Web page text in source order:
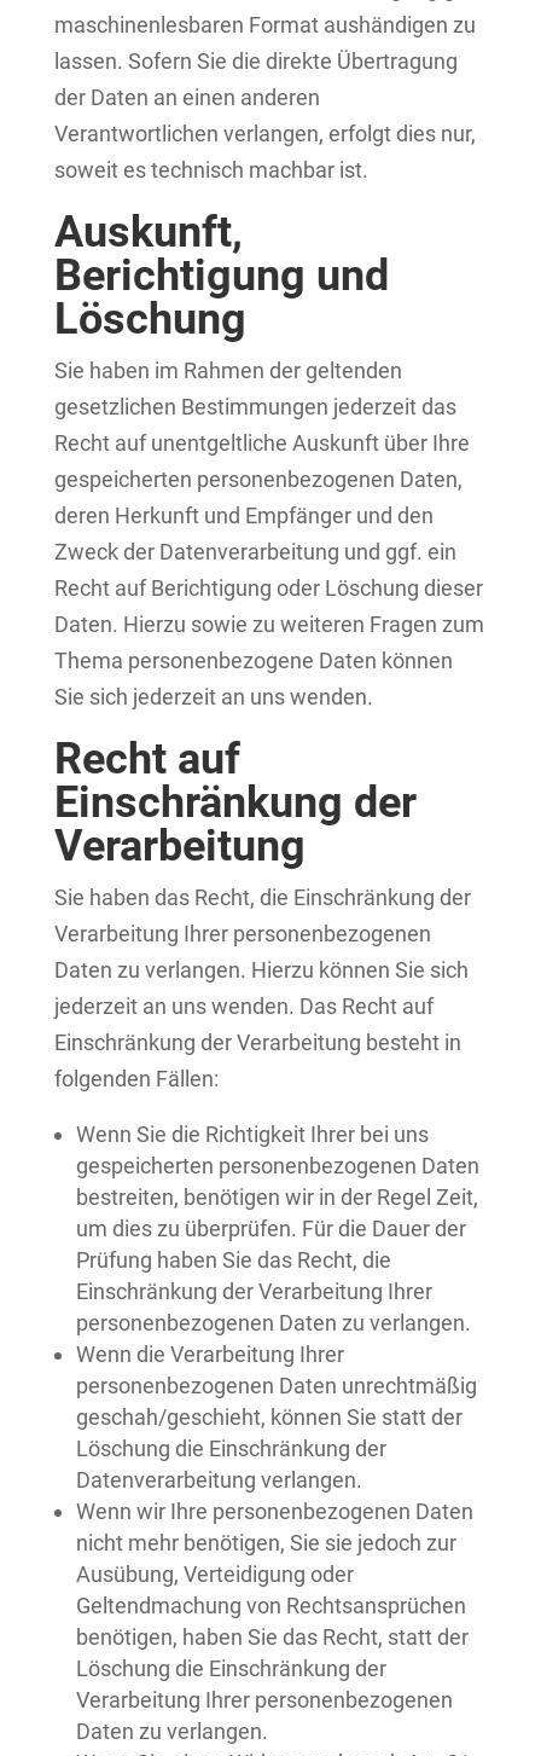
maschinenlesbaren Format aushändigen zu
lassen. Sofern Sie die direkte Übertragung
der Daten an einen anderen
Verantwortlichen verlangen, erfolgt dies nur,
soweit es technisch machbar ist.
Auskunft,
Berichtigung und
Löschung
Sie haben im Rahmen der geltenden
gesetzlichen Bestimmungen jederzeit das
Recht auf unentgeltliche Auskunft über Ihre
gespeicherten personenbezogenen Daten,
deren Herkunft und Empfänger und den
Zweck der Datenverarbeitung und ggf. ein
Recht auf Berichtigung oder Löschung dieser
Daten. Hierzu sowie zu weiteren Fragen zum
Thema personenbezogene Daten können
Sie sich jederzeit an uns wenden.
Recht auf
Einschränkung der
Verarbeitung
Sie haben das Recht, die Einschränkung der
Verarbeitung Ihrer personenbezogenen
Daten zu verlangen. Hierzu können Sie sich
jederzeit an uns wenden. Das Recht auf
Einschränkung der Verarbeitung besteht in
folgenden Fällen:
Wenn Sie die Richtigkeit Ihrer bei uns
gespeicherten personenbezogenen Daten
bestreiten, benötigen wir in der Regel Zeit,
um dies zu überprüfen. Für die Dauer der
Prüfung haben Sie das Recht, die
Einschränkung der Verarbeitung Ihrer
personenbezogenen Daten zu verlangen.
Wenn die Verarbeitung Ihrer
personenbezogenen Daten unrechtmäßig
geschah/geschieht, können Sie statt der
Löschung die Einschränkung der
Datenverarbeitung verlangen.
Wenn wir Ihre personenbezogenen Daten
nicht mehr benötigen, Sie sie jedoch zur
Ausübung, Verteidigung oder
Geltendmachung von Rechtsansprüchen
benötigen, haben Sie das Recht, statt der
Löschung die Einschränkung der
Verarbeitung Ihrer personenbezogenen
Daten zu verlangen.